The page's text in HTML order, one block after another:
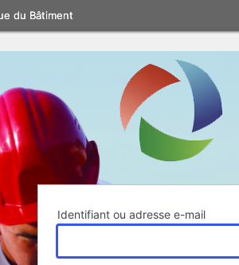
Identifiant ou adresse e-mail
du Bâtiment